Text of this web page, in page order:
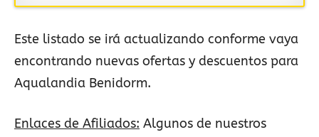
Este listado se irá actualizando conforme vaya
encontrando nuevas ofertas y descuentos para
Aqualandia Benidorm.
Enlaces de Afiliados: Algunos de nuestros